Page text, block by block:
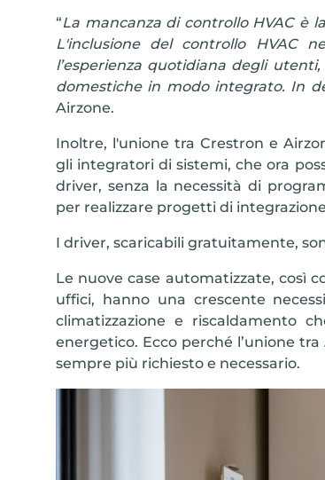
“La mancanza di controllo HVAC è
L'inclusione del controllo HVAC
l’esperienza quotidiana degli
domestiche in modo integrato. In
Airzone.
Inoltre, l'unione tra Crestron e
gli integratori di sistemi, che ora
driver, senza la necessità di
per realizzare progetti di
I driver, scaricabili gratuitamente,
Le nuove case automatizzate, così
uffici, hanno una crescente
climatizzazione e riscaldamento
energetico. Ecco perché l’unione
sempre più richiesto e necessario.